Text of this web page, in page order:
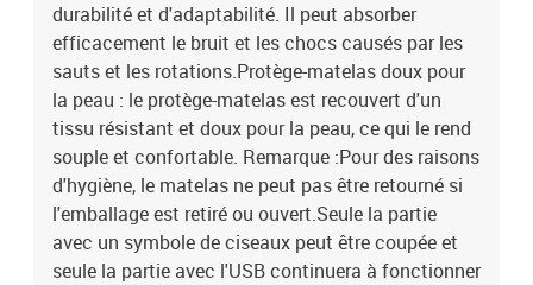
durabilité et d'adaptabilité. Il peut absorber
efficacement le bruit et les chocs causés par les
sauts et les rotations.Protège-matelas doux pour
la peau : le protège-matelas est recouvert d'un
tissu résistant et doux pour la peau, ce qui le rend
souple et confortable. Remarque :Pour des raisons
d'hygiène, le matelas ne peut pas être retourné si
l'emballage est retiré ou ouvert.Seule la partie
avec un symbole de ciseaux peut être coupée et
seule la partie avec l'USB continuera à fonctionner